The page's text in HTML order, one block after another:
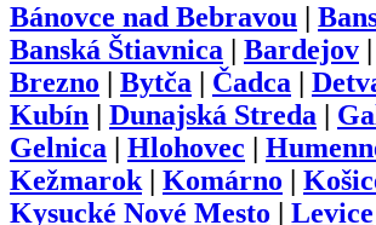
Bánovce nad Bebravou
Banská Štiavnica
Bardejov
Brezno
Bytča Čadca
Kubín
Dunajská Streda
Gelnica
Hlohovec
Kežmarok| Komárno
Kysucké Nové Mesto
Levice